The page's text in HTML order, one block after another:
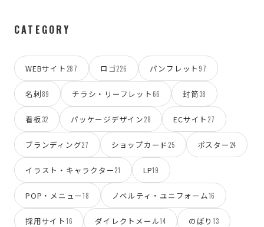
CATEGORY
WEBサイト 287 ロゴ226 パンフレット 97
名刺89 チラシ・リーフレット66 封筒38
看板32 パッケージデザイン28 ECサイト 27
ブランディング27 ショップカード 25 ポスター 24
イラスト・キャラクター21 LP19
POP・メニュー18 ノベルティ・ユニフォーム16
採用サイト16 ダイレクトメール14 のぼり 13